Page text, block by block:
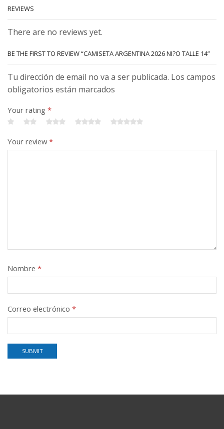
REVIEWS
There are no reviews yet.
BE THE FIRST TO REVIEW “CAMISETA ARGENTINA 2026 NI?O TALLE 14”
Tu dirección de email no va a ser publicada. Los campos
obligatorios están marcados
Your rating *
Your review*
Nombre *
Correo electrónico *